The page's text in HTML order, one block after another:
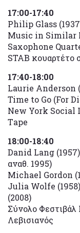
17:00-17:40
Philip Glass
Music in
Saxophone
STAB
17:40-18:00
Laurie Anderson
Time to Go (For
New York Social
Τape
18:00-18:40
Danid Lang
αναθ. 1995)
Michael Gordon
Julia Wolfe
(2008)
Σύνολο Φεστιβάλ
Λεβισιανός